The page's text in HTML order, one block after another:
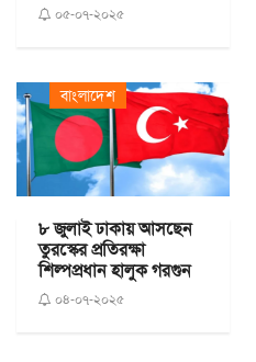
০৫-০৭-২০২৫
বাংলাদেশ
৮ জুলাই ঢাকায় আসছেন
তুরস্কের প্রতিরক্ষা
শিল্পপ্রধান হালুক গরগুন
০৪-০৭-২০২৫